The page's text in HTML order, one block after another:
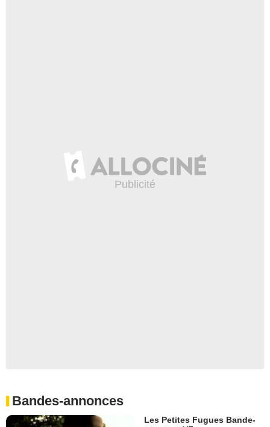
Bandes-annonces
Les Petites Fugues Bande-